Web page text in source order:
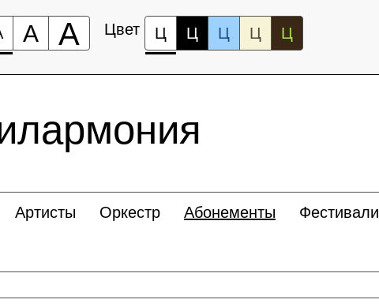
А А Цвет Ц Ц Ц Ц Ц
Артисты Оркестр Абонементы Фестивали